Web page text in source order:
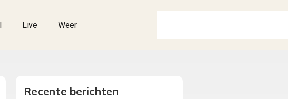
Live Weer
Recente berichten